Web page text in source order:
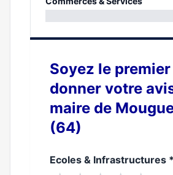
Soyez le premier
donner votre
maire de
(64)
Ecoles & Infrastructures *